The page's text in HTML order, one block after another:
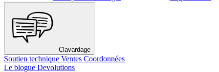
Clavardage
Soutien technique Ventes Coordonnées
Le blogue Devolutions